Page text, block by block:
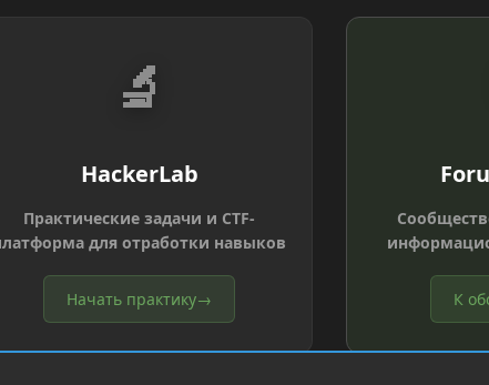
🔬
HackerLab
Практические задачи и CTF-
для отработки навыков
Начать практику→ К